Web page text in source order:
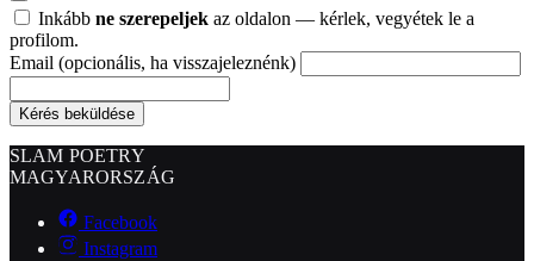
Inkább ne szerepeljek az oldalon — kérlek, vegyétek le a
profilom.
Email (opcionális, ha visszajeleznénk)
Kérés beküldése
SLAM POETRY
MAGYARORSZÁG
Facebook
Instagram